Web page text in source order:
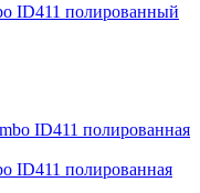
ID411 полированный
ID411 полированная